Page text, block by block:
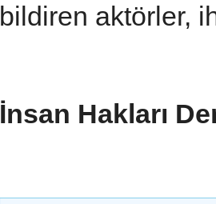
bildiren aktörler,
İnsan Hakları